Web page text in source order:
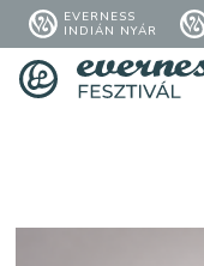
EVERNESS
INDIÁN NYÁR